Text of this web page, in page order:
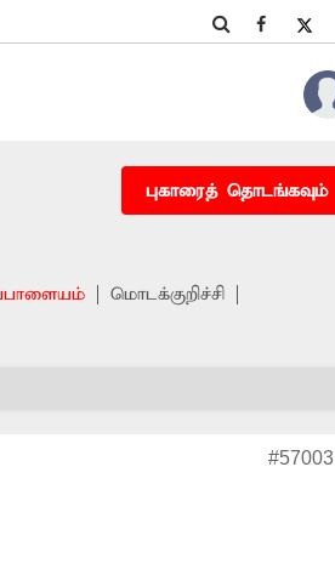
புகாரைத் தொடங்கவும்
மொடக்குறிச்சி
#57003